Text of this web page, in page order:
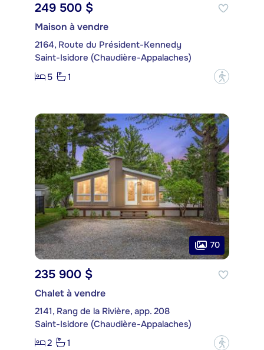
249 500 $
Maison à vendre
2164, Route du Président-Kennedy
Saint-Isidore (Chaudière-Appalaches)
5
1 ?
70
235 900 $
Chalet à vendre
2141, Rang de la Rivière, app. 208
Saint-Isidore (Chaudière-Appalaches)
2
1 ?